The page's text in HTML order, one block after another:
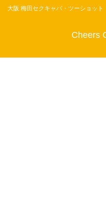
大阪 梅田セクキャバ・ツーショット
Cheers